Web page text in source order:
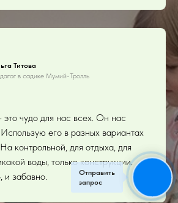
Отправить
запрос
Титова
в садике Мумий-Тролль
чудо для нас всех. Он нас
его в разных вариантах
контрольной, для отдыха, для
воды, только конструкции.
и забавно.